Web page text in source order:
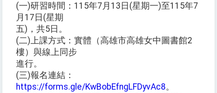
(一)研習時間：115年7月13日(星期一)至115年7
月17日(星期
五)，共5日。
(二)上課方式：實體（高雄市高雄女中圖書館2
樓）與線上同步
進行。
(三)報名連結：
https://forms.gle/KwBobEfngLFDyvAc8。